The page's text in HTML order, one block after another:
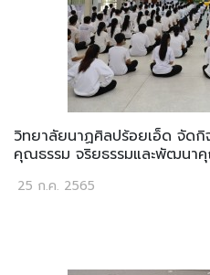
วิทยาลัยนาฏศิลปร้อยเอ็ด จัดกิ
คุณธรรม จริยธรรมและพัฒนา
25 ก.ค. 2565